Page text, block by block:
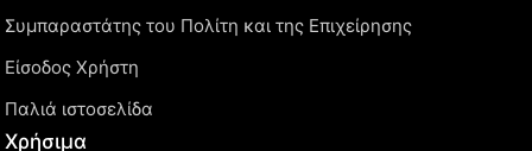
Συμπαραστάτης του Πολίτη και της Επιχείρησης
Είσοδος Χρήστη
Παλιά ιστοσελίδα
Χρήσιμα